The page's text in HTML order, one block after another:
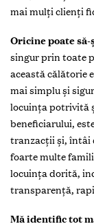
mai mulți clienți
Oricine poate
singur prin toate
această călătorie
mai simplu și
locuința potrivită
beneficiarului,
tranzacții și, întâi
foarte multe
locuința dorită,
transparență,
Mă identific tot